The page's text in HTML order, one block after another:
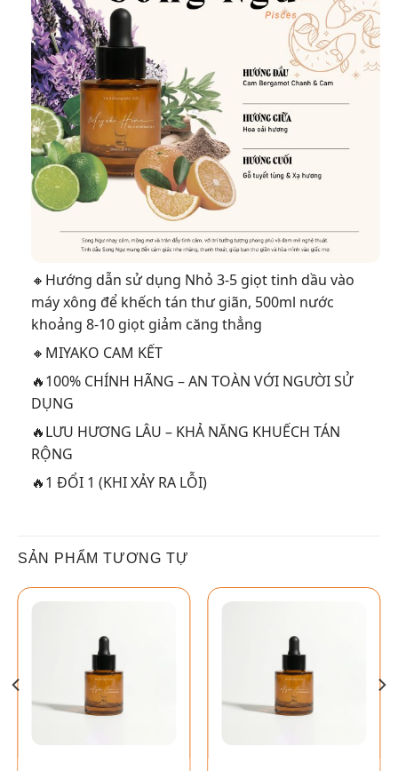
🔸Hướng dẫn sử dụng Nhỏ 3-5 giọt tinh dầu vào
máy xông để khếch tán thư giãn, 500ml nước
khoảng 8-10 giọt giảm căng thẳng
🔸MIYAKO CAM KẾT
🔥100% CHÍNH HÃNG – AN TOÀN VỚI NGƯỜI SỬ
DỤNG
🔥LƯU HƯƠNG LÂU – KHẢ NĂNG KHUẾCH TÁN
RỘNG
🔥1 ĐỔI 1 (KHI XẢY RA LỖI)
SẢN PHẨM TƯƠNG TỰ